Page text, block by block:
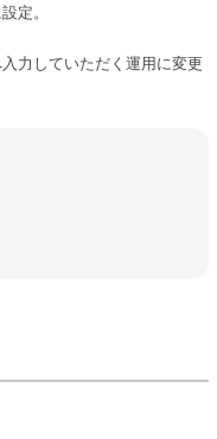
定。
力していただく運用に変更